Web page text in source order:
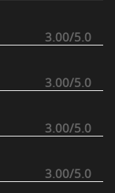
3.00/5.0
3.00/5.0
3.00/5.0
3.00/5.0